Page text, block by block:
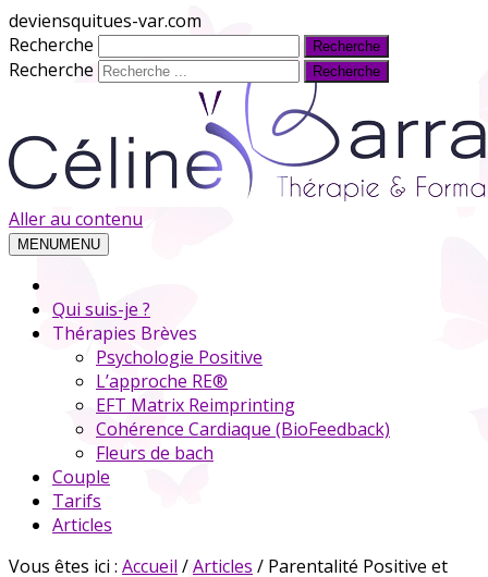
deviensquitues-var.com
Recherche
Recherche
Aller au contenu
MENUMENU
Qui suis-je ?
Thérapies Brèves
Psychologie Positive
L’approche RE®
EFT Matrix Reimprinting
Cohérence Cardiaque (BioFeedback)
Fleurs de bach
Couple
Tarifs
Articles
Vous êtes ici : Accueil /Articles / Parentalité Positive et